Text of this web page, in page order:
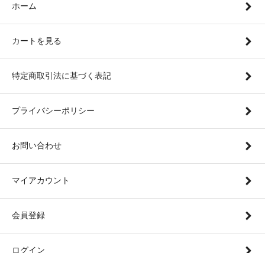
ホーム
カートを見る
特定商取引法に基づく表記
プライバシーポリシー
お問い合わせ
マイアカウント
会員登録
ログイン